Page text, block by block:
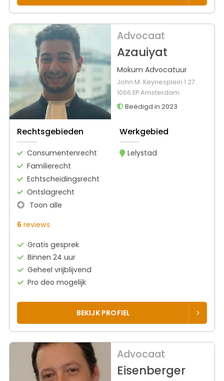
Advocaat
Azauiyat
Mokum Advocatuur
John M. Keynesplein 1 27
1066 EP Amsterdam
Beëdigd in 2023
Rechtsgebieden
Consumentenrecht
Familierecht
Echtscheidingsrecht
Ontslagrecht
Toon alle
Werkgebied
Lelystad
6 reviews
Gratis gesprek
Binnen 24 uur
Geheel vrijblijvend
Pro deo mogelijk
BEKIJK PROFIEL
Advocaat
Eisenberger